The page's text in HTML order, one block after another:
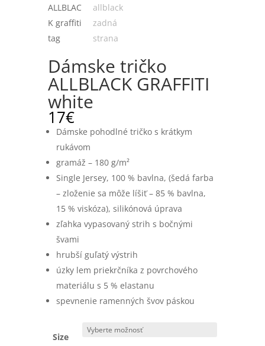
Dámske tričko
ALLBLACK GRAFFITI
white
17€
Dámske pohodlné tričko s krátkym
rukávom
gramáž – 180 g/m²
Single Jersey, 100 % bavlna, (šedá farba
– zloženie sa môže líšiť – 85 % bavlna,
15 % viskóza), silikónová úprava
zľahka vypasovaný strih s bočnými
švami
hrubší guľatý výstrih
úzky lem priekrčníka z povrchového
materiálu s 5 % elastanu
spevnenie ramenných švov páskou
Size